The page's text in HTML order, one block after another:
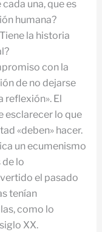
una, que es
humana?
la historia
con la
de no dejarse
reflexión». El
esclarecer lo que
«deben» hacer.
un ecumenismo
lo
el pasado
tenían
como lo
XX.